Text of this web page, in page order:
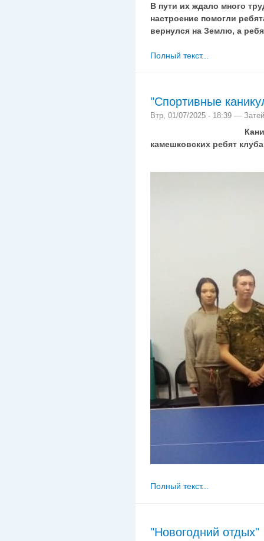
В пути их ждало много
настроение помогли
вернулся на Землю, а
Полный текст...
"Спортивные
Втр, 01/07/2025 - 18:39 —
Каникулы!
камешковских ребят
Полный текст...
"Новогодний отдых"